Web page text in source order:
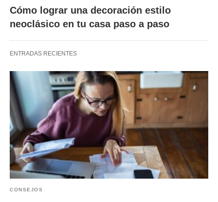
Cómo lograr una decoración estilo
neoclásico en tu casa paso a paso
ENTRADAS RECIENTES
CONSEJOS